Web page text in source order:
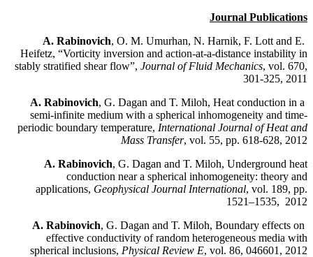
Journal Publications
A. Rabinovich, O. M. Umurhan, N. Harnik, F. Lott and E.
Heifetz, “Vorticity inversion and action-at-a-distance instability in
stably stratified shear flow”, Journal of Fluid Mechanics, vol. 670,
301-325, 2011
A. Rabinovich, G. Dagan and T. Miloh, Heat conduction in a
semi-infinite medium with a spherical inhomogeneity and time-
periodic boundary temperature, International Journal of Heat and
Mass Transfer, vol. 55, pp. 618-628, 2012
A. Rabinovich, G. Dagan and T. Miloh, Underground heat
conduction near a spherical inhomogeneity: theory and
applications, Geophysical Journal International, vol. 189, pp.
1521–1535, 2012
A. Rabinovich, G. Dagan and T. Miloh, Boundary effects on
effective conductivity of random heterogeneous media with
spherical inclusions, Physical Review E, vol. 86, 046601, 2012